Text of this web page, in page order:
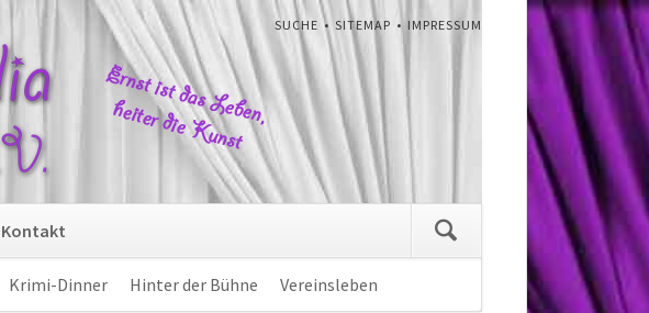
NAVIGATION
ÜBERSPRINGEN
SUCHE SITEMAP IMPRESSUM
überspringen
Kontakt
Krimi-Dinner Hinter der Bühne Vereinsleben